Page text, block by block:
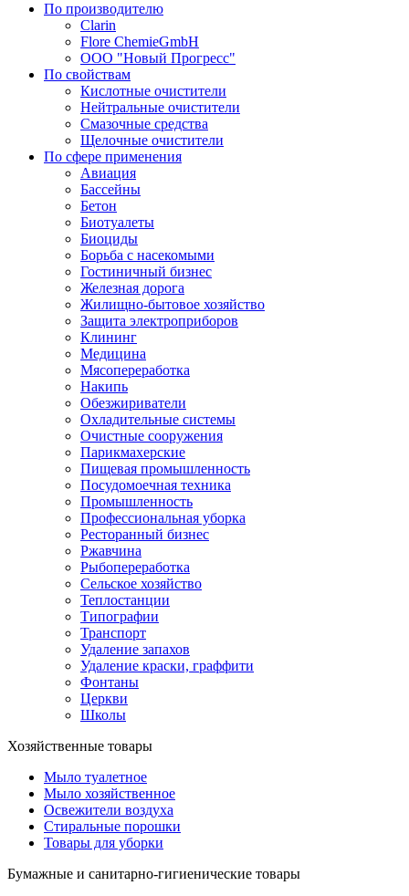
По производителю
Clarin
Flore ChemieGmbH
ООО "Новый Прогресс"
По свойствам
Кислотные очистители
Нейтральные очистители
Смазочные средства
Щелочные очистители
По сфере применения
Авиация
Бассейны
Бетон
Биотуалеты
Биоциды
Борьба с насекомыми
Гостиничный бизнес
Железная дорога
Жилищно-бытовое хозяйство
Защита электроприборов
Клининг
Медицина
Мясопереработка
Накипь
Обезжириватели
Охладительные системы
Очистные сооружения
Парикмахерские
Пищевая промышленность
Посудомоечная техника
Промышленность
Профессиональная уборка
Ресторанный бизнес
Ржавчина
Рыбопереработка
Сельское хозяйство
Теплостанции
Типографии
Транспорт
Удаление запахов
Удаление краски, граффити
Фонтаны
Церкви
Школы
Хозяйственные товары
Мыло туалетное
Мыло хозяйственное
Освежители воздуха
Стиральные порошки
Товары для уборки
Бумажные и санитарно-гигиенические товары